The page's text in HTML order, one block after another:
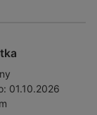
01.10.2026